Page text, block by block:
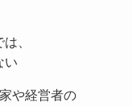
、
い
や経営者の